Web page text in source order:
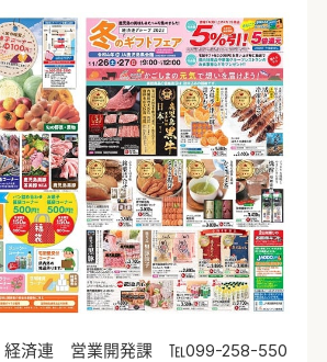
】経済連 営業開発課 ℡099-258-550